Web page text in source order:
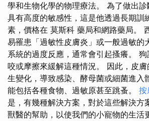
學和生物化學的物理療法。 為了做出
具有高度的敏感性，這是他透過長期訓
素，價格在 莫斯科 藥局和網路藥局。
易罹患「過敏性皮膚炎」或一般過敏的
系統的過度反應，通常會引起搔癢。 狗
咬或摩擦來緩解這種情況。 因此，皮
生變化，導致感染、酵母菌或細菌進入
能包括各種食物、過敏原甚至跳蚤。 按
是，有幾種解決方案，對於這些解決方
獸醫的幫助，以使我們的小寵物的生活